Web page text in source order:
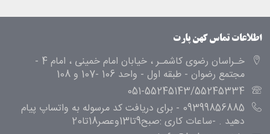
اطلاعات تماس کهن پارت
خـراسان رضوی کاشمـر ، خیابان امام خمینی ، امام 4 -
مجتمع رضوان - طبقه اول - واحد 106 -107 و 108
051-55245143/55245334
09399856885 - برای دریافت کد مرسوله به واتساپ پیام
دهید . -ساعات کاری :صبح9تا13وعصر18تا20